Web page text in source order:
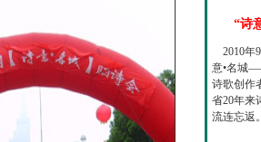
“诗
2010年
意•名城
诗歌创作
省20年来
流连忘返